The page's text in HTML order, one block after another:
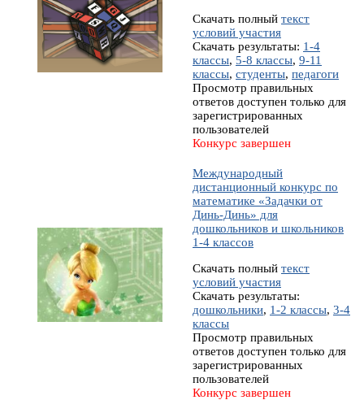
Скачать полный текст
условий участия
Скачать результаты: 1-4
классы, 5-8 классы, 9-11
классы, студенты, педагоги
Просмотр правильных
ответов доступен только для
зарегистрированных
пользователей
Конкурс завершен
Международный
дистанционный конкурс по
математике «Задачки от
Динь-Динь» для
дошкольников и школьников
1-4 классов
Скачать полный текст
условий участия
Скачать результаты:
дошкольники, 1-2 классы, 3-4
классы
Просмотр правильных
ответов доступен только для
зарегистрированных
пользователей
Конкурс завершен